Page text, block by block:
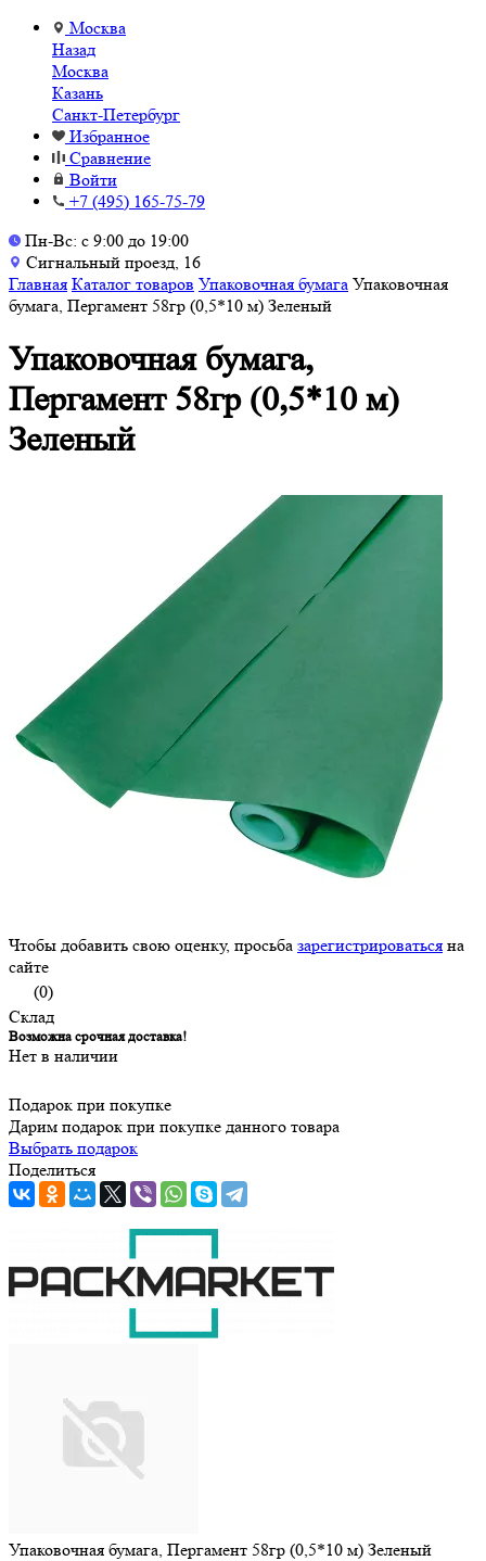
Москва
Назад
Москва
Казань
Санкт-Петербург
Избранное
Сравнение
Войти
+7 (495) 165-75-79
Пн-Вс: с 9:00 до 19:00
Сигнальный проезд, 16
Главная Каталог товаров Упаковочная бумага Упаковочная
бумага, Пергамент 58гр (0,5*10 м) Зеленый
Упаковочная бумага,
Пергамент 58гр (0,5*10 м)
Зеленый
Чтобы добавить свою оценку, просьба зарегистрироваться на
сайте
(0)
Склад
Возможна срочная доставка!
Нет в наличии
Подарок при покупке
Дарим подарок при покупке данного товара
Выбрать подарок
Поделиться
Упаковочная бумага, Пергамент 58гр (0,5*10 м) Зеленый